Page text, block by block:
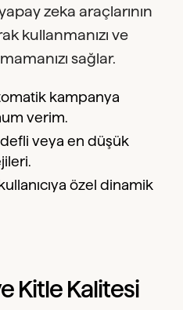
zeka araçlarının
kullanmanızı ve
sağlar.
kampanya
verim.
veya en düşük
özel dinamik
Kitle Kalitesi